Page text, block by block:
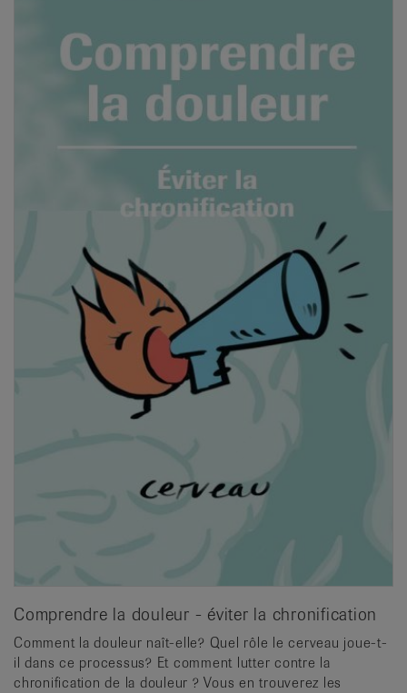
Comprendre la douleur - éviter la chronification
Comment la douleur naît-elle? Quel rôle le cerveau joue-t-
il dans ce processus? Et comment lutter contre la
chronification de la douleur ? Vous en trouverez les